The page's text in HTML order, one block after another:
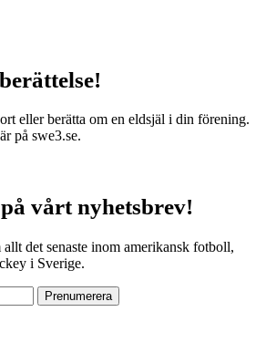
eller berätta om en eldsjäl i din förening.
på swe3.se.
vårt nyhetsbrev!
det senaste inom amerikansk fotboll,
i Sverige.